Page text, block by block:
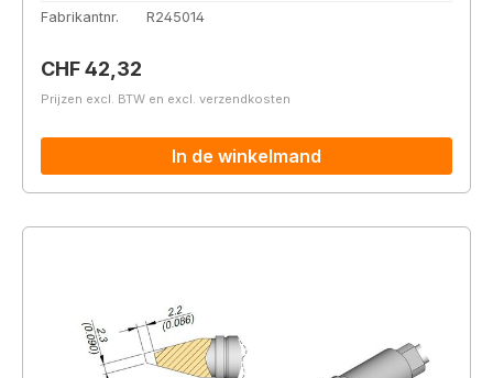
Fabrikantnr.
R245014
Normale prijs:
CHF 42,32
Prijzen excl. BTW en excl. verzendkosten
In de winkelmand